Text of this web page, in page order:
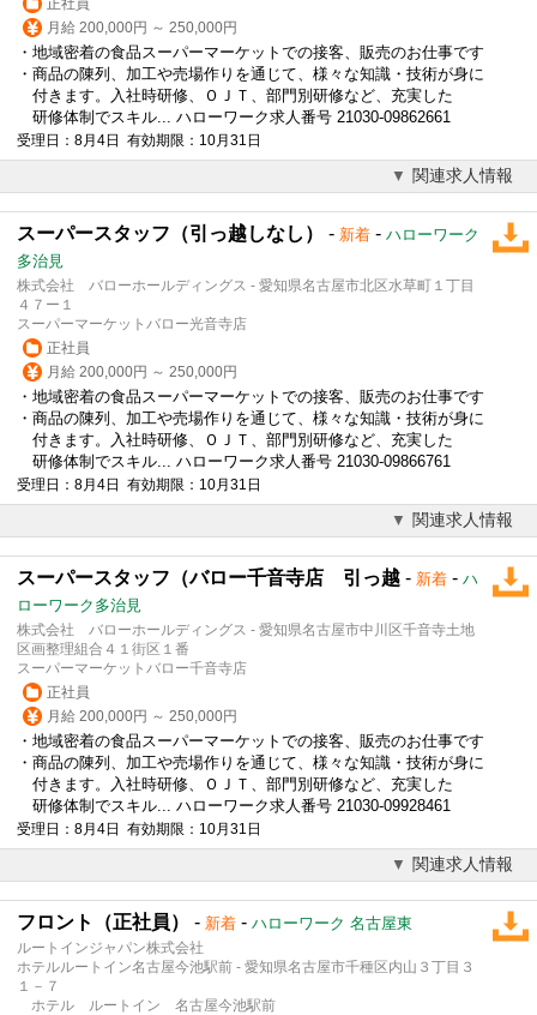
正社員
月給 200,000円 ～ 250,000円
・地域密着の食品スーパーマーケットでの接客 、販売のお仕事です
・商品の陳列、加工や売場作りを通じて、様々な知識・技術が身に
付きます。入社時研修、ＯＪＴ、部門別研修など、充実した
研修体制でスキル... ハローワーク求人番号 21030-09862661
受理日：8月4日 有効期限：10月31日
関連求人情報
スーパースタッフ（引っ越しなし） - 新着 - ハローワーク
多治見
株式会社 バローホールディングス - 愛知県名古屋市北区水草町１丁目
４７ー１
スーパーマーケットバロー光音寺店
正社員
月給 200,000円 ～ 250,000円
・地域密着の食品スーパーマーケットでの接客 、販売のお仕事です
・商品の陳列、加工や売場作りを通じて、様々な知識・技術が身に
付きます。入社時研修、ＯＪＴ、部門別研修など、充実した
研修体制でスキル... ハローワーク求人番号 21030-09866761
受理日：8月4日 有効期限：10月31日
関連求人情報
スーパースタッフ（バロー千音寺店 引っ越 - 新着 - ハ
ローワーク多治見
株式会社 バローホールディングス - 愛知県名古屋市中川区千音寺土地
区画整理組合４１街区１番
スーパーマーケットバロー千音寺店
正社員
月給 200,000円 ～ 250,000円
・地域密着の食品スーパーマーケットでの接客 、販売のお仕事です
・商品の陳列、加工や売場作りを通じて、様々な知識・技術が身に
付きます。入社時研修、ＯＪＴ、部門別研修など、充実した
研修体制でスキル... ハローワーク求人番号 21030-09928461
受理日：8月4日 有効期限：10月31日
関連求人情報
フロント（正社員） - 新着 - ハローワーク 名古屋東
ルートインジャパン株式会社
ホテルルートイン名古屋今池駅前 - 愛知県名古屋市千種区内山３丁目３
１－７
ホテル ルートイン 名古屋今池駅前